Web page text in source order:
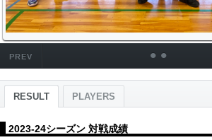
PREV • •
RESULT PLAYERS
2023-24シーズン 対戦成績